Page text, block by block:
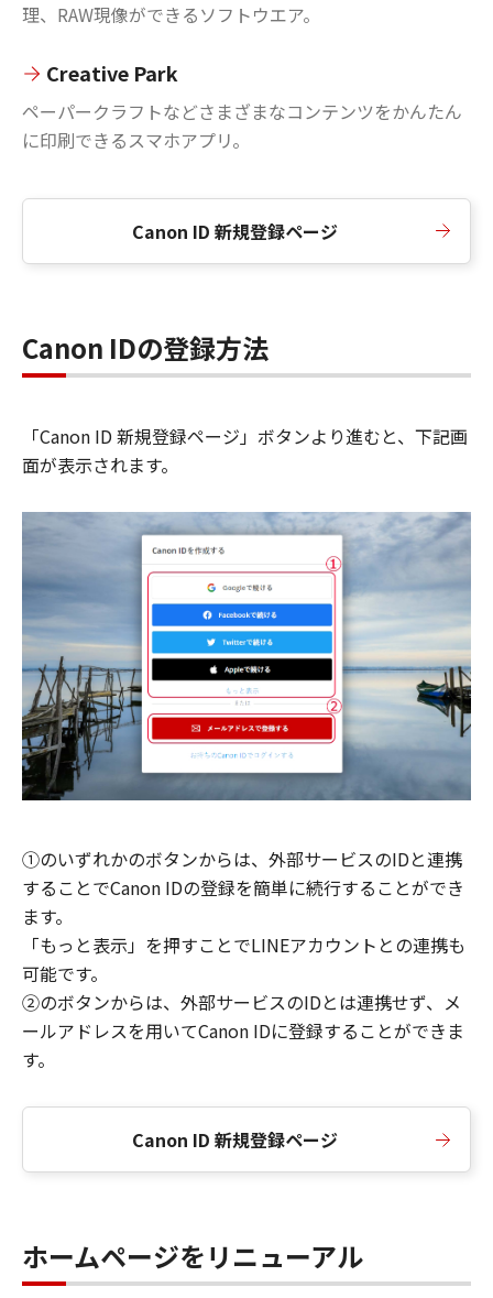
理、RAW現像ができるソフトウエア。
Creative Park
ペーパークラフトなどさまざまなコンテンツをかんたん
に印刷できるスマホアプリ。
Canon ID 新規登録ページ
Canon IDの登録方法
「Canon ID 新規登録ページ」ボタンより進むと、下記画
面が表示されます。
①のいずれかのボタンからは、外部サービスのIDと連携
することでCanon IDの登録を簡単に続行することができ
ます。
「もっと表示」を押すことでLINEアカウントとの連携も
可能です。
②のボタンからは、外部サービスのIDとは連携せず、メ
ールアドレスを用いてCanon IDに登録することができま
す。
Canon ID 新規登録ページ
ホームページをリニューアル